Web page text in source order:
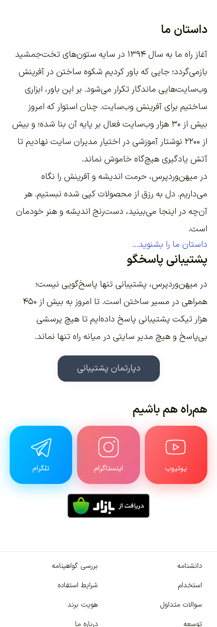
داستان ما
آغاز راه ما به سال ۱۳۹۴ در سایه ستون‌های تخت‌جمشید
بازمی‌گردد؛ جایی که باور کردیم شکوه ساختن در آفرینش
وب‌سایت‌هایی ماندگار تکرار می‌شود. بر این باور، ابزاری
ساختیم برای آفرینش وب‌سایت. چنان استوار که امروز
بیش از ۳۰ هزار وب‌سایت فعال بر پایه آن بنا شده؛ و بیش
از ۲۲۰۰
نوشتار آموزشی در اختیار مدیران سایت نهادیم تا
آتش یادگیری هیچ‌گاه خاموش نماند.
در میهن‌وردپرس، حرمت اندیشه و آفرینش را نگاه
می‌داریم. دل به رزق از محصولات کپی شده نبستیم. هر
آن‌چه در اینجا می‌بینید، دست‌رنج اندیشه و هنر خودمان
است.
داستان ما را بشنوید...
پشتیبانی پاسخگو
در میهن‌وردپرس، پشتیبانی تنها پاسخ‌گویی نیست؛
همراهی در مسیر ساختن است. تا امروز به بیش از ۴۵۰
هزار تیکت پشتیبانی پاسخ داده‌ایم تا هیچ پرسشی
بی‌پاسخ و هیچ مدیر سایتی در میانه راه تنها نماند.
دپارتمان پشتیبانی
هم‌راه هم باشیم
یوتیوب اینستاگرام تلگرام
دانشنامه
بررسی گواهینامه
استخدام
شرایط استفاده
سوالات متداول
هویت برند
توسعه
درباره ما